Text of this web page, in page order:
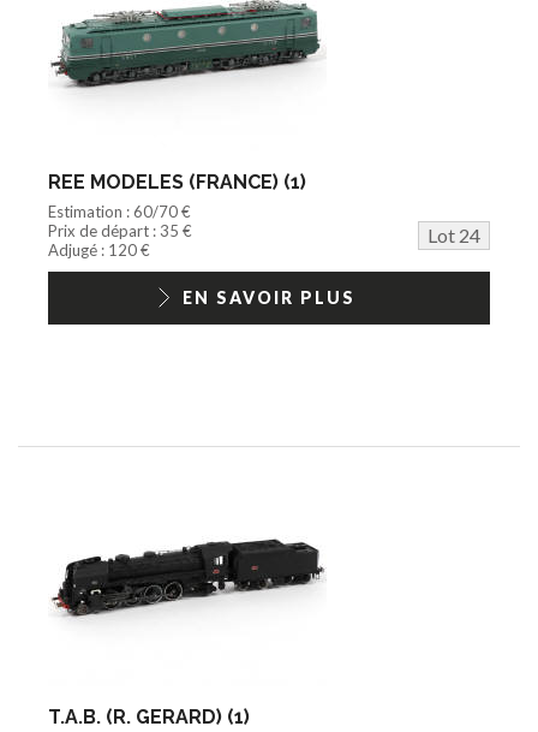
REE MODELES (FRANCE) (1)
Estimation : 60/70 €
Prix de départ : 35 €
Lot 24
Adjugé : 120 €
EN SAVOIR PLUS
T.A.B. (R. GERARD) (1)